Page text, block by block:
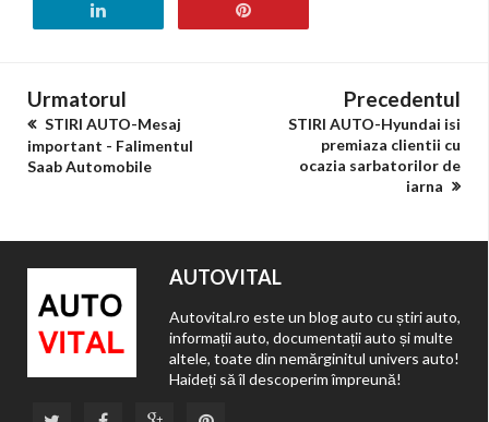
Urmatorul
STIRI AUTO-Mesaj
important - Falimentul
Saab Automobile
Precedentul
STIRI AUTO-Hyundai isi
premiaza clientii cu
ocazia sarbatorilor de
iarna
AUTOVITAL
Autovital.ro este un blog auto cu știri auto,
informații auto, documentații auto și multe
altele, toate din nemărginitul univers auto!
Haideți să îl descoperim împreună!